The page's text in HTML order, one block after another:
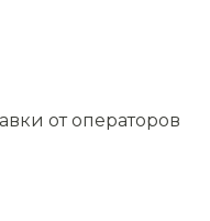
от операторов